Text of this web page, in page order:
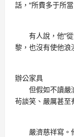
話，“所費多于所
有人說，他“從
黎，也沒有使他浪
辦公家具
但假如不讀嚴
茍談笑、嚴厲甚至
嚴濟慈祥寫。